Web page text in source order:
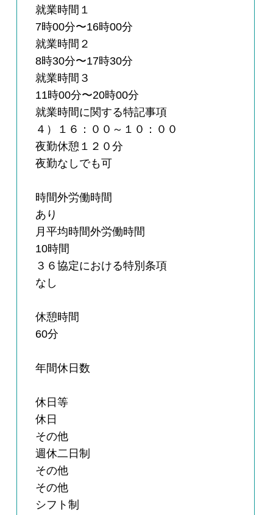
就業時間１
7時00分〜16時00分
就業時間２
8時30分〜17時30分
就業時間３
11時00分〜20時00分
就業時間に関する特記事項
４）１６：００～１０：００
夜勤休憩１２０分
夜勤なしでも可
時間外労働時間
あり
月平均時間外労働時間
10時間
３６協定における特別条項
なし
休憩時間
60分
年間休日数
休日等
休日
その他
週休二日制
その他
その他
シフト制